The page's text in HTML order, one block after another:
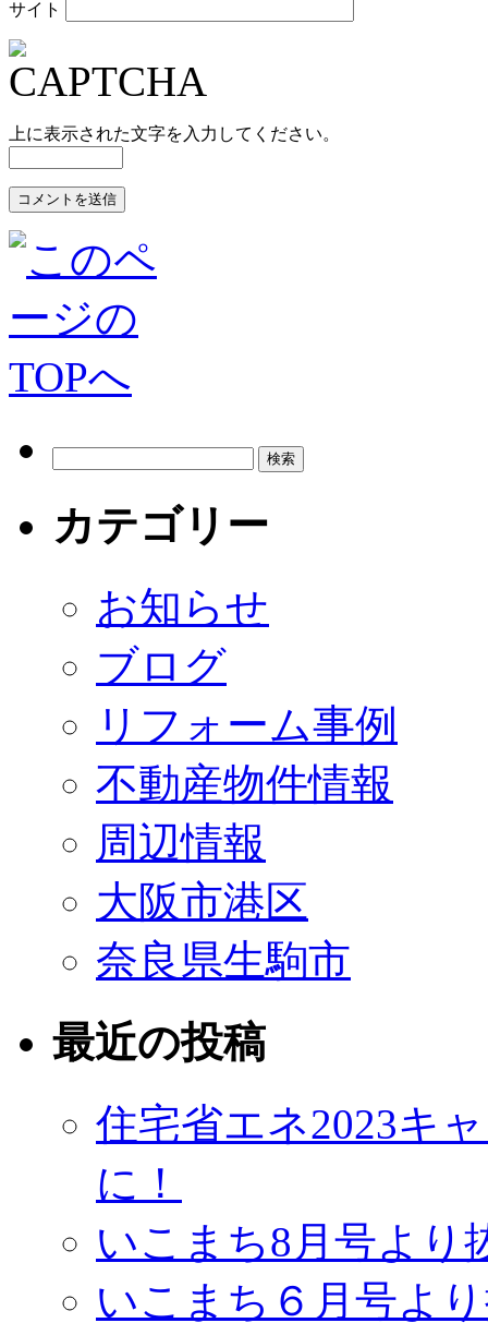
サイト
上に表示された文字を入力してください。
カテゴリー
お知らせ
ブログ
リフォーム事例
不動産物件情報
周辺情報
大阪市港区
奈良県生駒市
最近の投稿
住宅省エネ2023キ
に！
いこまち8月号よ
いこまち６月号よ